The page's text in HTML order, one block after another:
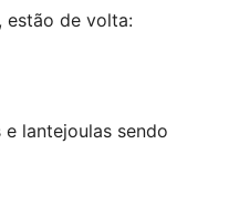
estão de volta:
lantejoulas sendo